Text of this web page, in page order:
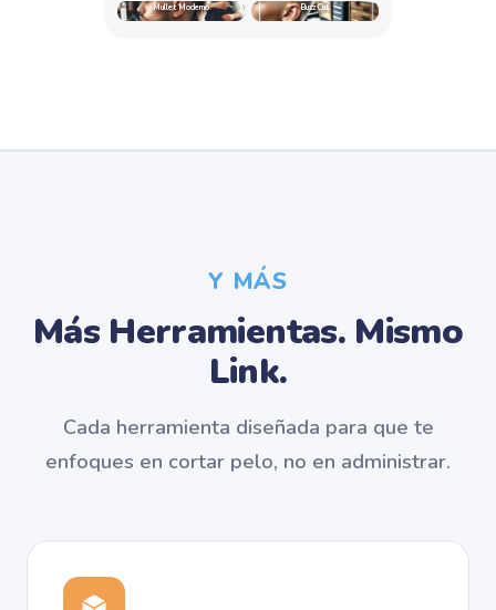
Mullet Moderno Buzz Cut
Y MÁS
Más Herramientas. Mismo
Link.
Cada herramienta diseñada para que te
enfoques en cortar pelo, no en administrar.